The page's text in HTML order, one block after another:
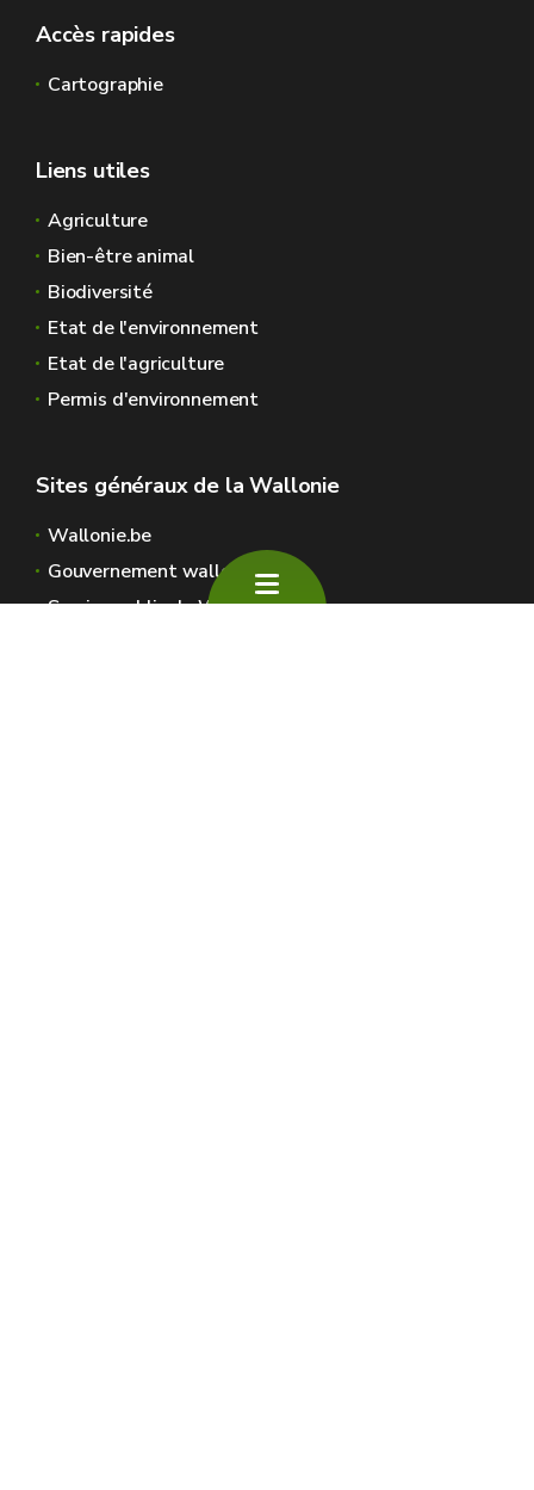
Accès rapides
Cartographie
Liens utiles
Agriculture
Bien-être animal
Biodiversité
Etat de l'environnement
Etat de l'agriculture
Permis d'environnement
Sites généraux de la Wallonie
Wallonie.be
Gouvernement wallon
Service public de Wallonie